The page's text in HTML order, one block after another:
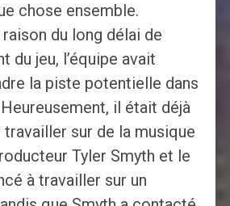
chose ensemble.
raison du long délai de
du jeu, l’équipe avait
la piste potentielle dans
il était déjà
sur de la musique
Tyler Smyth et le
à travailler sur un